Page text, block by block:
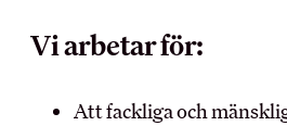
Studerandemedlem
Vi arbetar för:
Att fackliga och